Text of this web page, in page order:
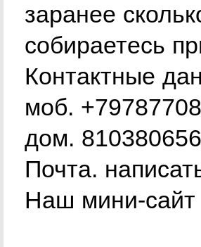
заранее
собираетесь
Контактные
моб.
дом.
Почта.
Наш мини-сайт